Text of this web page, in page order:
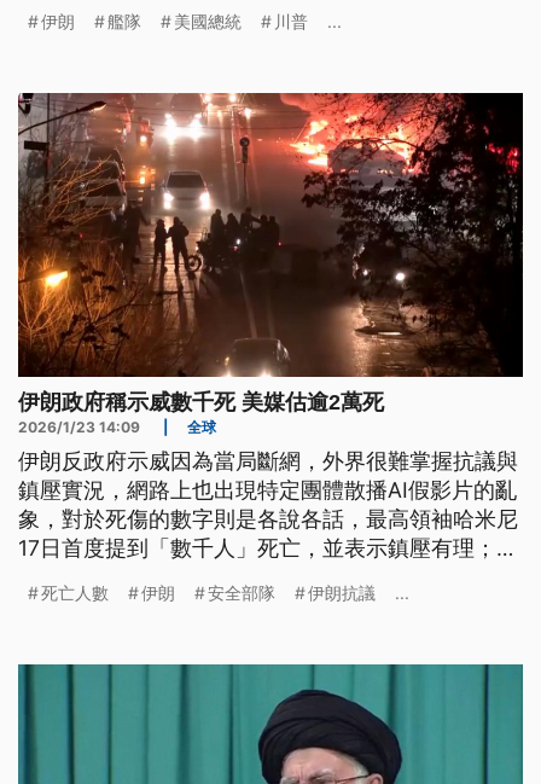
可能還沒有結束。
伊朗 艦隊 美國總統 川普 ...
伊朗政府稱示威數千死 美媒估逾2萬死
2026/1/23 14:09 全球
伊朗反政府示威因為當局斷網，外界很難掌握抗議與
鎮壓實況，網路上也出現特定團體散播AI假影片的亂
象，對於死傷的數字則是各說各話，最高領袖哈米尼
17日首度提到「數千人」死亡，並表示鎮壓有理；但
能至少2萬人，包含民眾與安全部隊，數字遠遠高於
死亡人數 伊朗 安全部隊 伊朗抗議 ...